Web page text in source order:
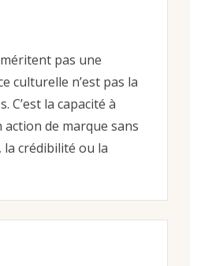
pas une
culturelle n’est pas la
C’est la capacité à
de marque sans
la crédibilité ou la